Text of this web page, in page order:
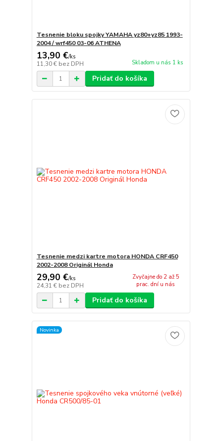
Tesnenie bloku spojky YAMAHA yz80+yz85 1993-
2004 / wrf450 03-06 ATHENA
13,90 €/ks
11,30 € bez DPH Skladom u nás 1 ks
Pridať do košíka
Tesnenie medzi kartre motora HONDA CRF450
2002-2008 Originál Honda
29,90 €/ks
24,31 € bez DPH
Zvyčajne do 2 až 5
prac. dní u nás
Pridať do košíka
Novinka